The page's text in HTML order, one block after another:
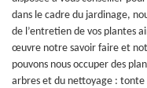
dans le cadre du jardinage,
de l’entretien de vos plantes
œuvre notre savoir faire et
pouvons nous occuper des
arbres et du nettoyage : tonte